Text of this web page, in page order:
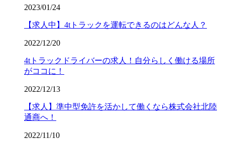
2023/01/24
【求人中】4tトラックを運転できるのはどんな人？
2022/12/20
4tトラックドライバーの求人！自分らしく働ける場所
がココに！
2022/12/13
【求人】準中型免許を活かして働くなら株式会社北陸
通商へ！
2022/11/10